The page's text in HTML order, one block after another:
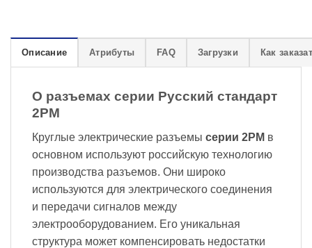
Описание Атрибуты FAQ Загрузки Как
О разъемах серии Русский стандарт
2PM
Круглые электрические разъемы серии 2PM в
основном используют российскую технологию
производства разъемов. Они широко
используются для электрического соединения
и передачи сигналов между
электрооборудованием. Его уникальная
структура может компенсировать недостатки